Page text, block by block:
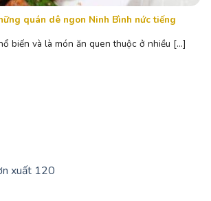
quán dê ngon Ninh Bình nức tiếng
biến và là món ăn quen thuộc ở nhiều [...]
xuất 120